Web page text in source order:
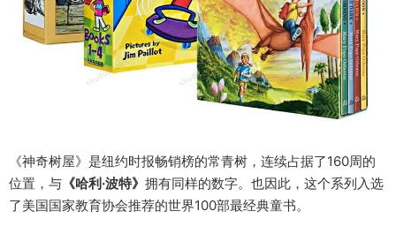
《神奇树屋》是纽约时报畅销榜的常青树，连续占据了160周的
位置，与 《哈利·波特》 拥有同样的数字。也因此，这个系列入选
了美国国家教育协会推荐的世界100部最经典童书。